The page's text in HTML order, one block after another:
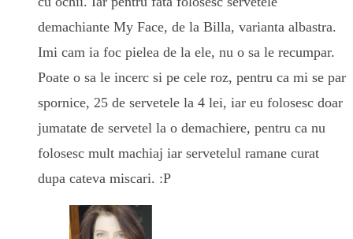
demachiante My Face, de la Billa, varianta albastra.
Imi cam ia foc pielea de la ele, nu o sa le recumpar.
Poate o sa le incerc si pe cele roz, pentru ca mi se par
spornice, 25 de servetele la 4 lei, iar eu folosesc doar
jumatate de servetel la o demachiere, pentru ca nu
folosesc mult machiaj iar servetelul ramane curat
dupa cateva miscari. :P